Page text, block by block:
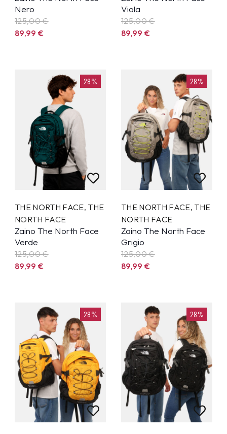
Nero
125,00 €
89,99€
Viola
125,00 €
89,99€
28%
THE NORTH FACE, THE
NORTH FACE
Zaino The North Face
Verde
125,00 €
89,99€
28%
THE NORTH FACE, THE
NORTH FACE
Zaino The North Face
Grigio
125,00 €
89,99€
28% 28%